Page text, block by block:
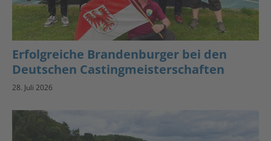
Erfolgreiche Brandenburger bei den
Deutschen Castingmeisterschaften
28. Juli 2026